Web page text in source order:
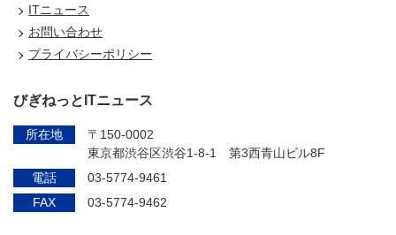
ITニュース
お問い合わせ
プライバシーポリシー
びぎねっとITニュース
所在地
〒150-0002
東京都渋谷区渋谷1-8-1 第3西青山ビル8F
電話
03-5774-9461
FAX
03-5774-9462